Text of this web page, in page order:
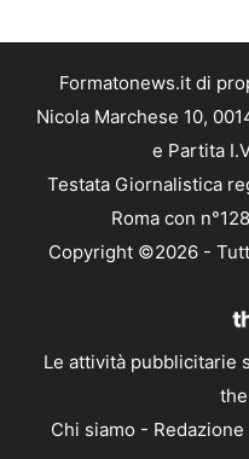
Formatonews.it di
Nicola Marchese 10,
e Partita
Testata Giornalistica
Roma con
Copyright ©2026 -
Le attività pubblicitarie
Chi siamo - Redazione